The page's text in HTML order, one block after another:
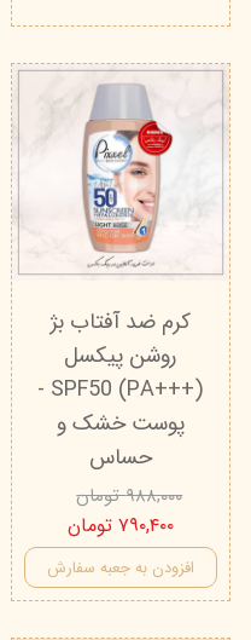
کرم ضد آفتاب بژ
روشن پیکسل
SPF50 (PA+++) -
پوست خشک و
حساس
۹۸۸,۰۰۰ تومان
۷۹۰,۴۰۰ تومان
افزودن به جعبه سفارش